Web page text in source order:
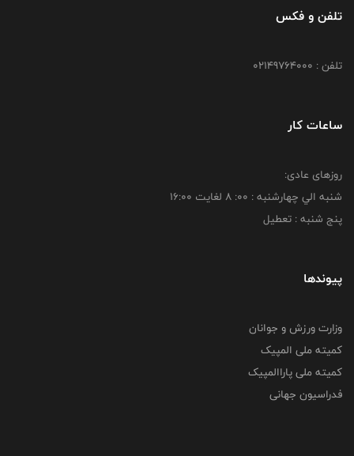
تلفن و فکس
تلفن : 02149764000
ساعات کار
روزهای عادی:
شنبه الي چهارشنبه : 00: 8 لغايت 16:00
پنج شنبه : تعطیل
پیوندها
وزارت ورزش و جوانان
کمیته ملی المپیک
کمیته ملی پاراالمپیک
فدراسیون جهانی